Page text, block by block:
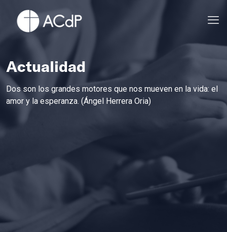
Actualidad
Dos son los grandes motores que nos mueven en la vida: el
amor y la esperanza. (Ángel Herrera Oria)